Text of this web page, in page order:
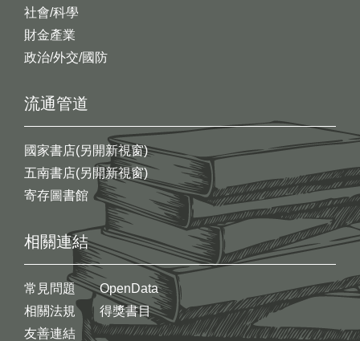
社會/科學
財金產業
政治/外交/國防
流通管道
國家書店(另開新視窗)
五南書店(另開新視窗)
寄存圖書館
相關連結
常見問題
相關法規
友善連結
OpenData
得獎書目